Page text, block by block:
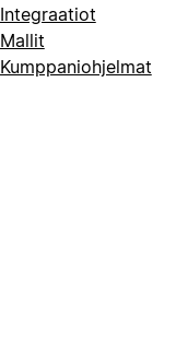
Integraatiot
Mallit
Kumppaniohjelmat